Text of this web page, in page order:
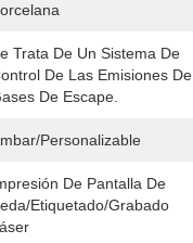
Trata De Un Sistema De
De Las Emisiones De
De Escape.
personalizable
De Pantalla De
etiquetado/grabado